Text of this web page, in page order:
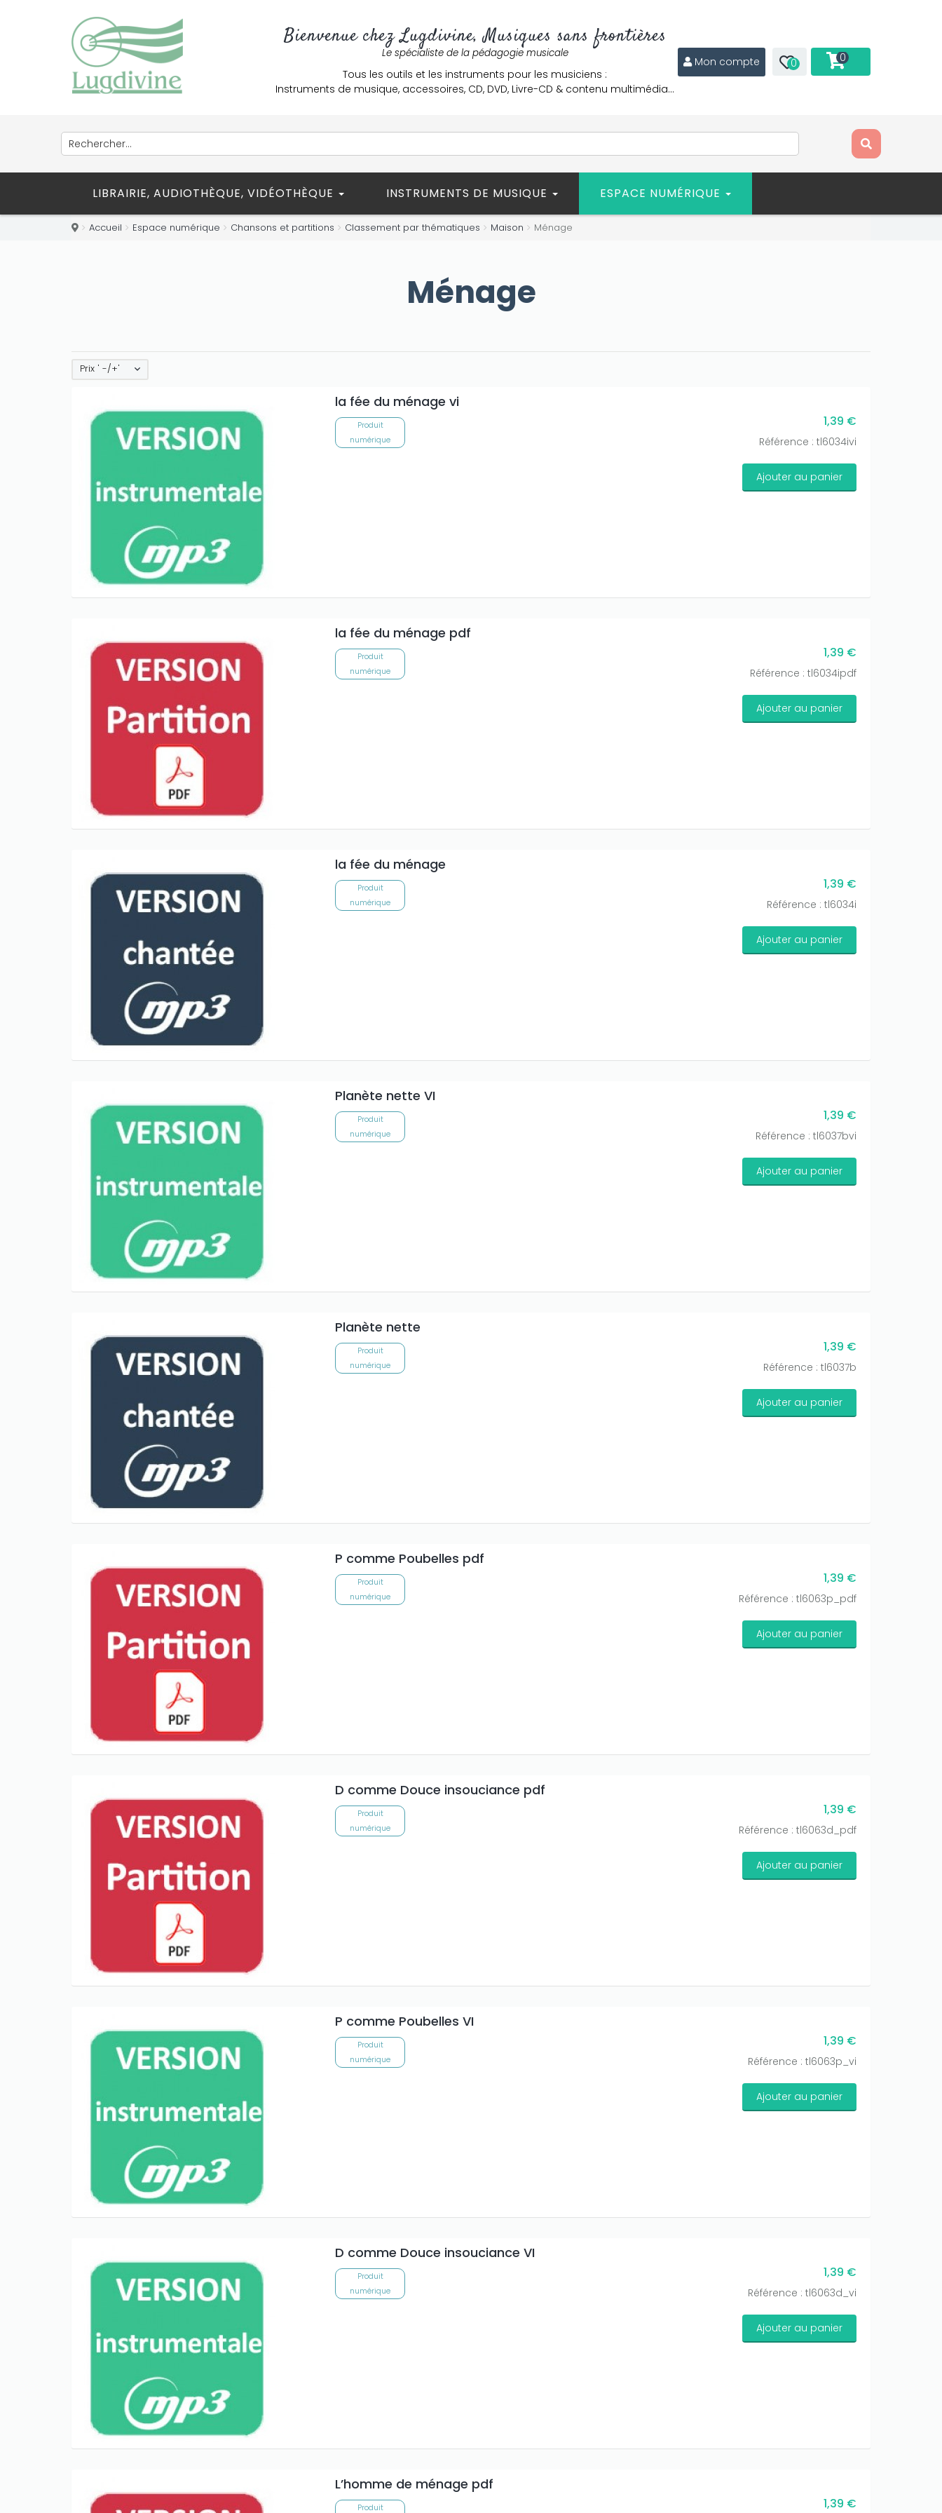
Bienvenue chez Lugdivine, Musiques sans frontières
Le spécialiste de la pédagogie musicale
Tous les outils et les instruments pour les musiciens :
Instruments de musique, accessoires, CD, DVD, Livre-CD & contenu multimédia…
Mon compte 0 0
LIBRAIRIE, AUDIOTHÈQUE, VIDÉOTHÈQUE INSTRUMENTS DE MUSIQUE ESPACE NUMÉRIQUE
Accueil Espace numérique Chansons et partitions Classement par thématiques Maison Ménage
Ménage
Prix ' -/+'
la fée du ménage vi
Produit
numérique
1,39 €
Référence : tl6034ivi
Ajouter au panier
la fée du ménage pdf
Produit
numérique
1,39 €
Référence : tl6034ipdf
Ajouter au panier
la fée du ménage
Produit
numérique
1,39 €
Référence : tl6034i
Ajouter au panier
Planète nette VI
Produit
numérique
1,39 €
Référence : tl6037bvi
Ajouter au panier
Planète nette
Produit
numérique
1,39 €
Référence : tl6037b
Ajouter au panier
P comme Poubelles pdf
Produit
numérique
1,39 €
Référence : tl6063p_pdf
Ajouter au panier
D comme Douce insouciance pdf
Produit
numérique
1,39 €
Référence : tl6063d_pdf
Ajouter au panier
P comme Poubelles VI
Produit
numérique
1,39 €
Référence : tl6063p_vi
Ajouter au panier
D comme Douce insouciance VI
Produit
numérique
1,39 €
Référence : tl6063d_vi
Ajouter au panier
L’homme de ménage pdf
Produit 1,39 €